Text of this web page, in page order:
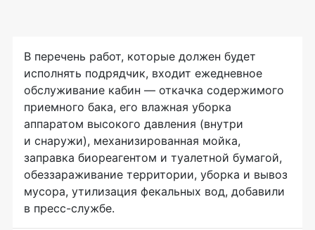
В перечень работ, которые должен будет
исполнять подрядчик, входит ежедневное
обслуживание кабин — откачка содержимого
приемного бака, его влажная уборка
аппаратом высокого давления (внутри
и снаружи), механизированная мойка,
заправка биореагентом и туалетной бумагой,
обеззараживание территории, уборка и вывоз
мусора, утилизация фекальных вод, добавили
в пресс-службе.